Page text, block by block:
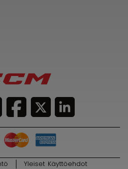
Yleiset Käyttöehdot